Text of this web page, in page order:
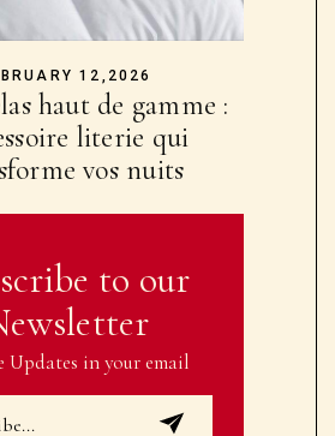
12,2026
haut de gamme :
literie qui
vos nuits
to our
Updates in your email